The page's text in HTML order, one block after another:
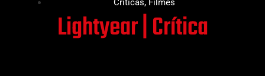
Críticas, Filmes
Lightyear | Crítica